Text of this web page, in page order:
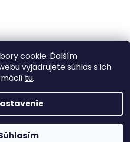
cookie. Ďalším
vyjadrujete súhlas s ich
tu.
Vytvoril Shoptet
spol. s r.o.